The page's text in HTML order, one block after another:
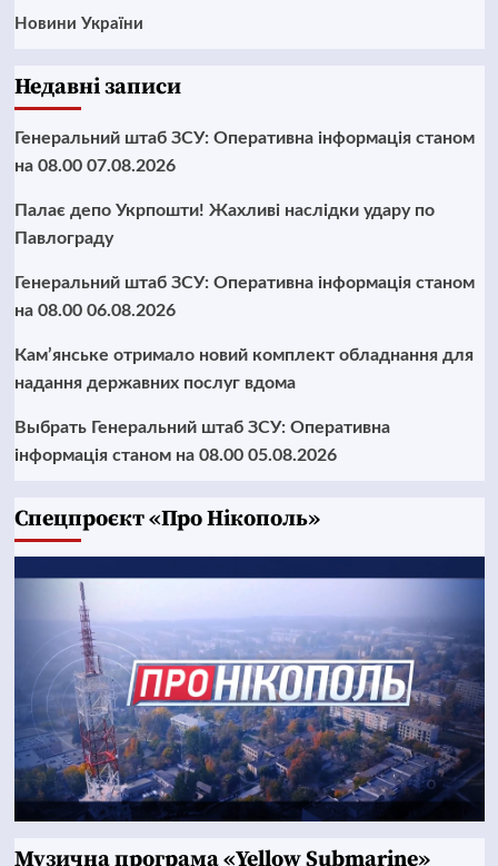
Новини України
Недавні записи
Генеральний штаб ЗСУ: Оперативна інформація станом
на 08.00 07.08.2026
Палає депо Укрпошти! Жахливі наслідки удару по
Павлограду
Генеральний штаб ЗСУ: Оперативна інформація станом
на 08.00 06.08.2026
Кам’янське отримало новий комплект обладнання для
надання державних послуг вдома
Выбрать Генеральний штаб ЗСУ: Оперативна
інформація станом на 08.00 05.08.2026
Cпецпроєкт «Про Нікополь»
Музична програма «Yellow Submarine»